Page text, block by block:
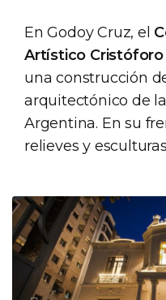
En Godoy Cruz, el
Artístico
una construcción
arquitectónico de
Argentina. En su
relieves y